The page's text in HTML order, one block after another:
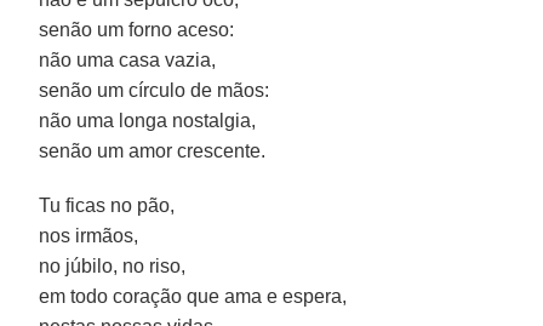
senão um forno aceso:
não uma casa vazia,
senão um círculo de mãos:
não uma longa nostalgia,
senão um amor crescente.
Tu ficas no pão,
nos irmãos,
no júbilo, no riso,
em todo coração que ama e espera,